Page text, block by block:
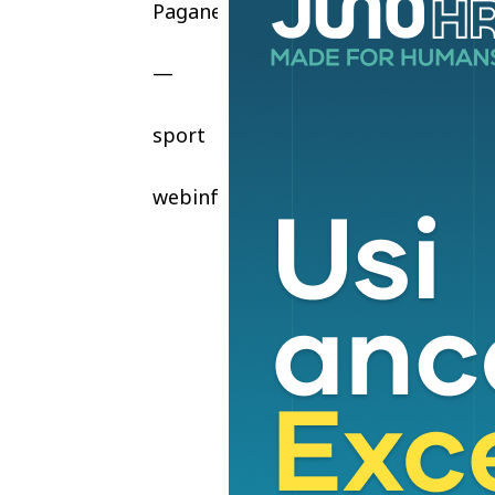
Paganella-Pieve di Soligo di 171 km.
—
sport
webinfo@adnkronos.com (Web